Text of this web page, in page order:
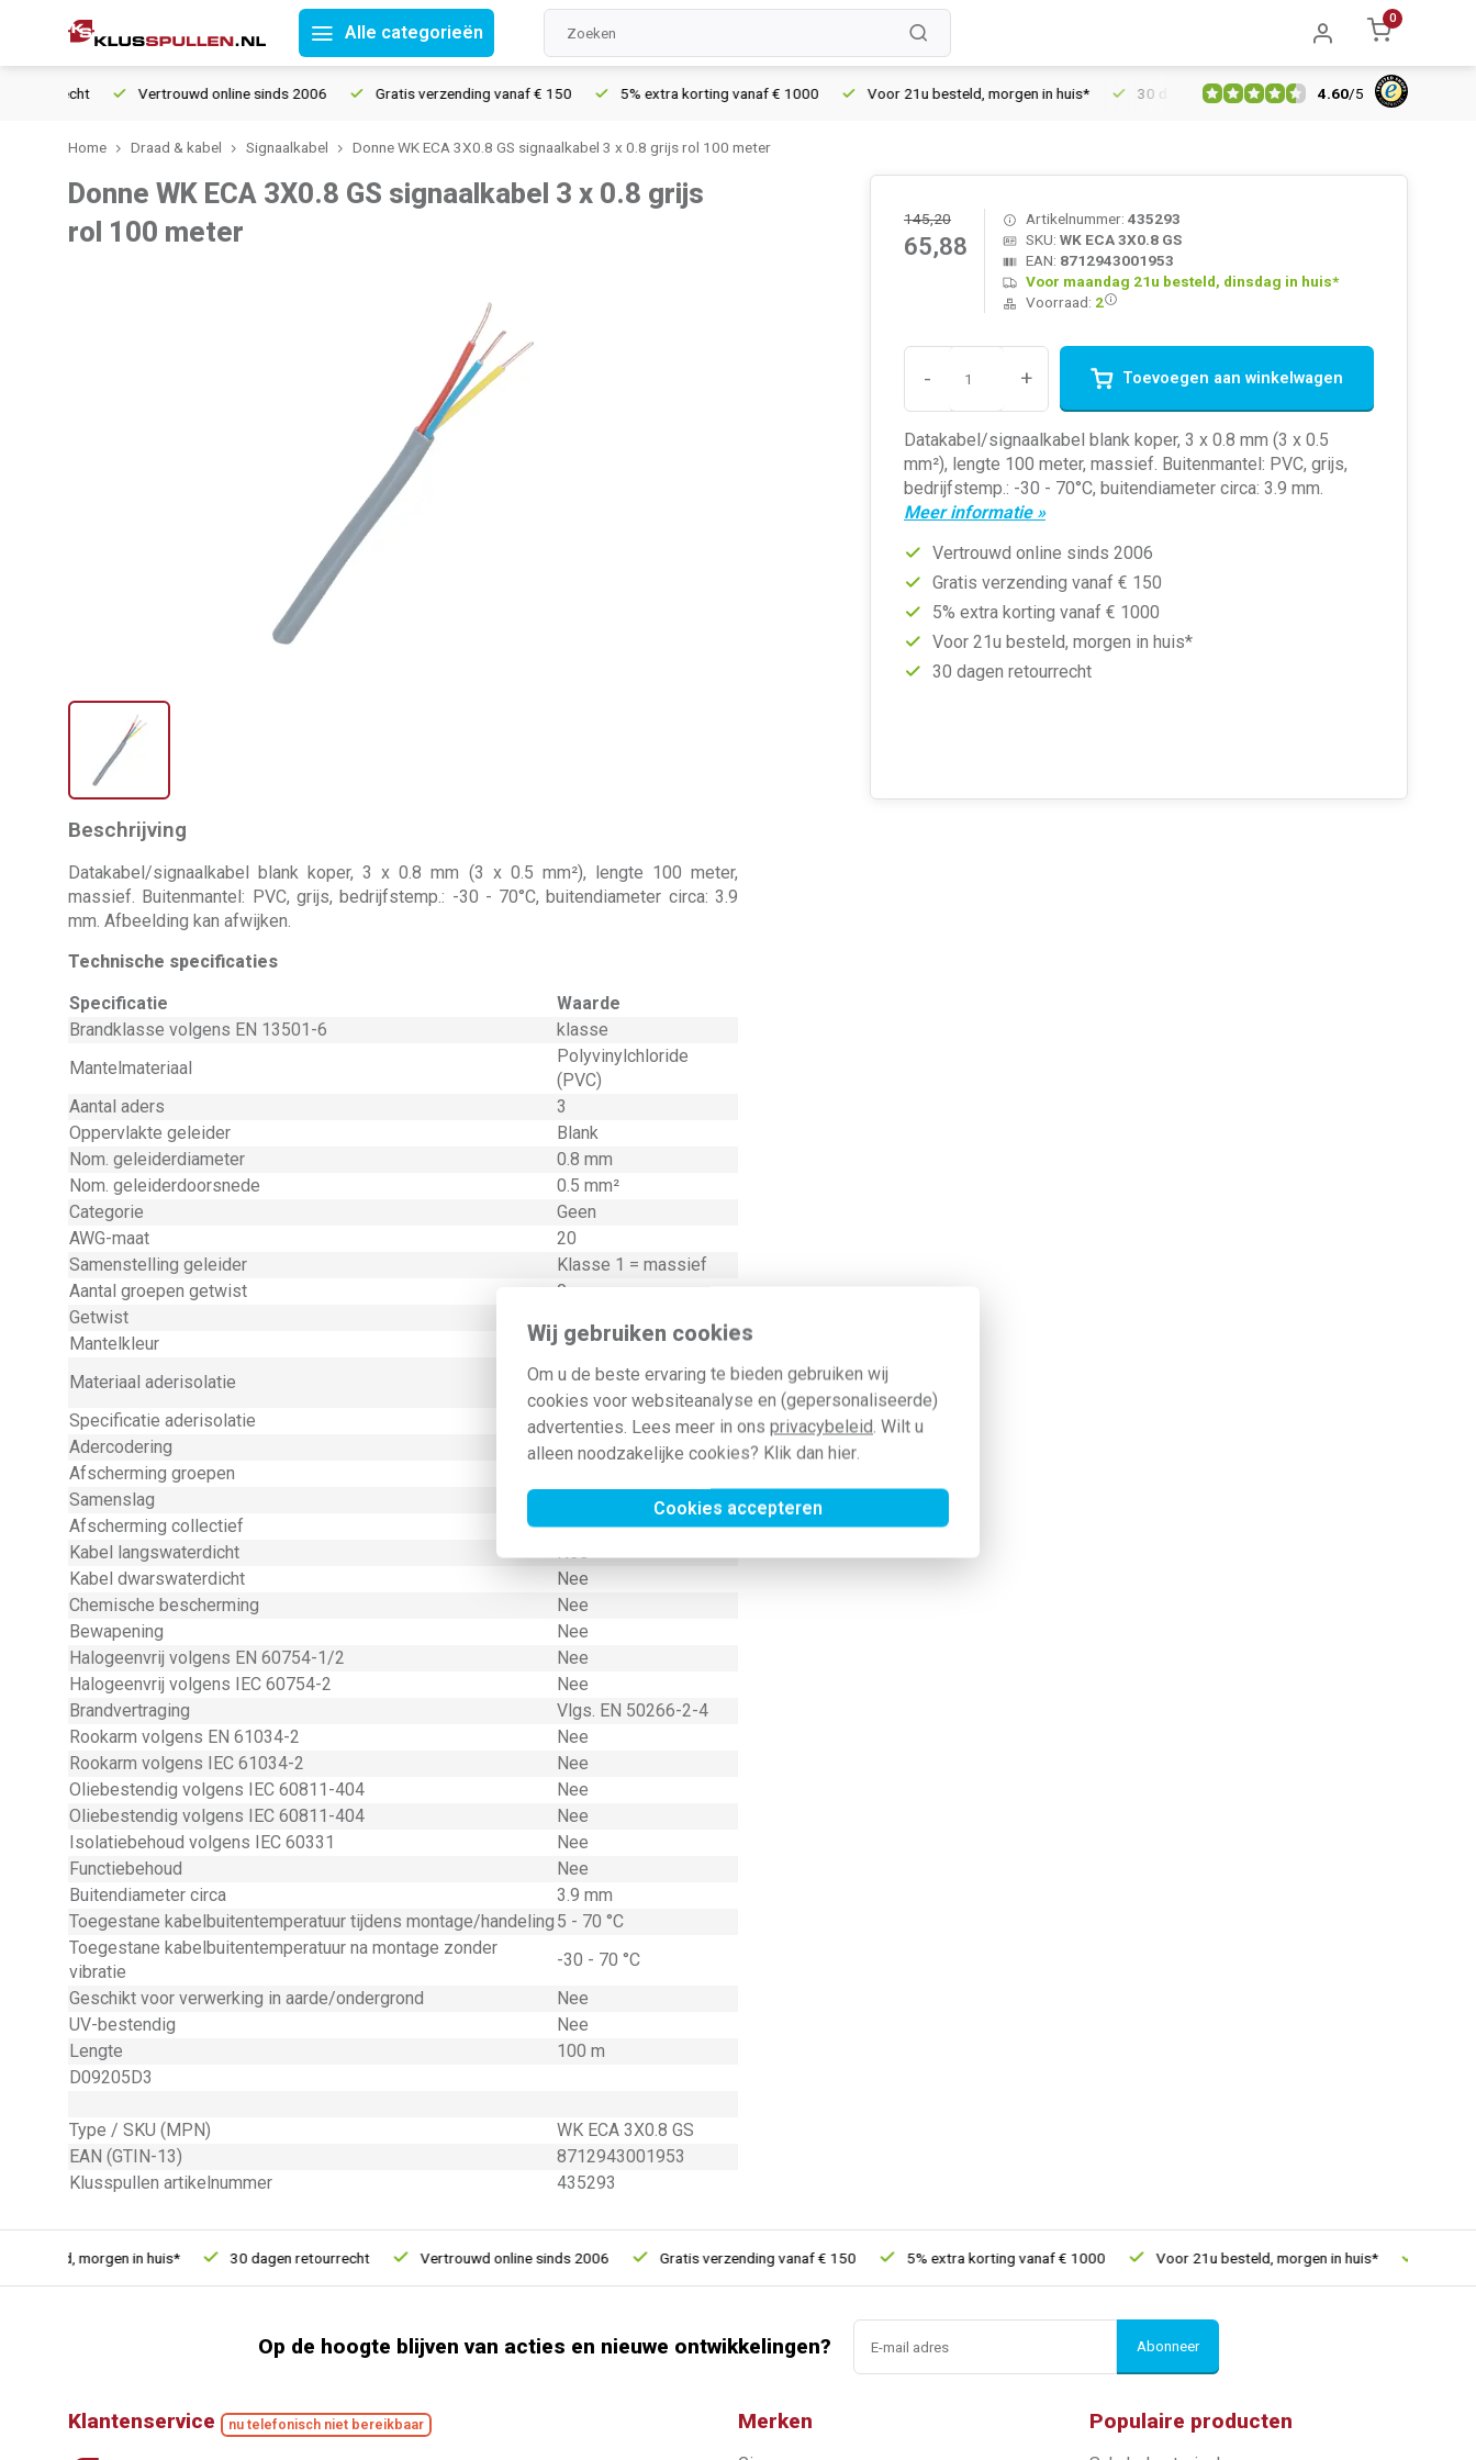
Wij gebruiken cookies
Om u de beste ervaring te bieden gebruiken wij
cookies voor websiteanalyse en (gepersonaliseerde)
advertenties. Lees meer in ons privacybeleid. Wilt u
alleen noodzakelijke cookies? Klik dan hier.
Cookies accepteren
Alle categorieën
0
Vertrouwd online sinds 2006 Gratis verzending vanaf € 150 5% extra korting vanaf € 1000 Voor 21u besteld, morgen in huis* 30 dagen retourrecht Vertrouwd online sinds
4.60/5
Home Draad & kabel Signaalkabel Donne WK ECA 3X0.8 GS signaalkabel 3 x 0.8 grijs rol 100 meter
Donne WK ECA 3X0.8 GS signaalkabel 3 x 0.8 grijs
rol 100 meter
145,20
65,88
Artikelnummer: 435293
SKU: WK ECA 3X0.8 GS
EAN: 8712943001953
Voor maandag 21u besteld, dinsdag in huis*
Voorraad: 2
- + Toevoegen aan winkelwagen
Datakabel/signaalkabel blank koper, 3 x 0.8 mm (3 x 0.5
mm²), lengte 100 meter, massief. Buitenmantel: PVC, grijs,
bedrijfstemp.: -30 - 70°C, buitendiameter circa: 3.9 mm.
Meer informatie »
Vertrouwd online sinds 2006
Gratis verzending vanaf € 150
5% extra korting vanaf € 1000
Voor 21u besteld, morgen in huis*
30 dagen retourrecht
Beschrijving
Datakabel/signaalkabel blank koper, 3 x 0.8 mm (3 x 0.5 mm²), lengte 100 meter,
massief. Buitenmantel: PVC, grijs, bedrijfstemp.: -30 - 70°C, buitendiameter circa: 3.9
mm. Afbeelding kan afwijken.
Technische specificaties
Specificatie
Waarde
Brandklasse volgens EN 13501-6
klasse
Mantelmateriaal
Polyvinylchloride
(PVC)
Aantal aders
3
Oppervlakte geleider
Blank
Nom. geleiderdiameter
0.8 mm
Nom. geleiderdoorsnede
0.5 mm²
Categorie
Geen
AWG-maat
20
Samenstelling geleider
Klasse 1 = massief
Aantal groepen getwist
0
Getwist
Mantelkleur
Grijs
Materiaal aderisolatie
Polyvinylchloride
(PVC)
Specificatie aderisolatie
Overig
Adercodering
Kleur
Afscherming groepen
Samenslag
Afscherming collectief
Geen
Kabel langswaterdicht
Nee
Kabel dwarswaterdicht
Nee
Chemische bescherming
Nee
Bewapening
Nee
Halogeenvrij volgens EN 60754-1/2
Nee
Halogeenvrij volgens IEC 60754-2
Nee
Brandvertraging
Vlgs. EN 50266-2-4
Rookarm volgens EN 61034-2
Nee
Rookarm volgens IEC 61034-2
Nee
Oliebestendig volgens IEC 60811-404
Nee
Oliebestendig volgens IEC 60811-404
Nee
Isolatiebehoud volgens IEC 60331
Nee
Functiebehoud
Nee
Buitendiameter circa
3.9 mm
Toegestane kabelbuitentemperatuur tijdens montage/handeling 5 - 70 °C
Toegestane kabelbuitentemperatuur na montage zonder
vibratie
-30 - 70 °C
Geschikt voor verwerking in aarde/ondergrond
Nee
UV-bestendig
Nee
Lengte
100 m
D09205D3
Type / SKU (MPN)
WK ECA 3X0.8 GS
EAN (GTIN-13)
8712943001953
Klusspullen artikelnummer
435293
morgen in huis* 30 dagen retourrecht Vertrouwd online sinds 2006 Gratis verzending vanaf € 150 5% extra korting vanaf € 1000 Voor 21u besteld, morgen in huis* 30 dagen
Op de hoogte blijven van acties en nieuwe ontwikkelingen? Abonneer
Klantenservice nu telefonisch niet bereikbaar Merken Populaire producten